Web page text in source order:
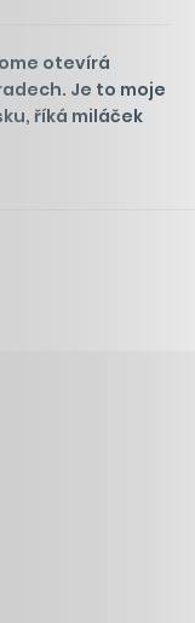
otevírá
Je to moje
říká miláček